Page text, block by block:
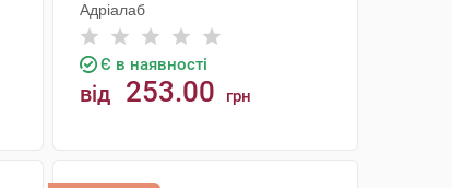
Адріалаб
Є в наявності
від 253.00 грн